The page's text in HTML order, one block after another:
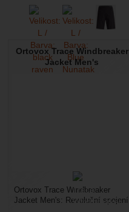
Ortovox Trace Windbreaker
Jacket Men's
Ortovox Trace Windbreaker
Jacket Men's: Revoluční spojení